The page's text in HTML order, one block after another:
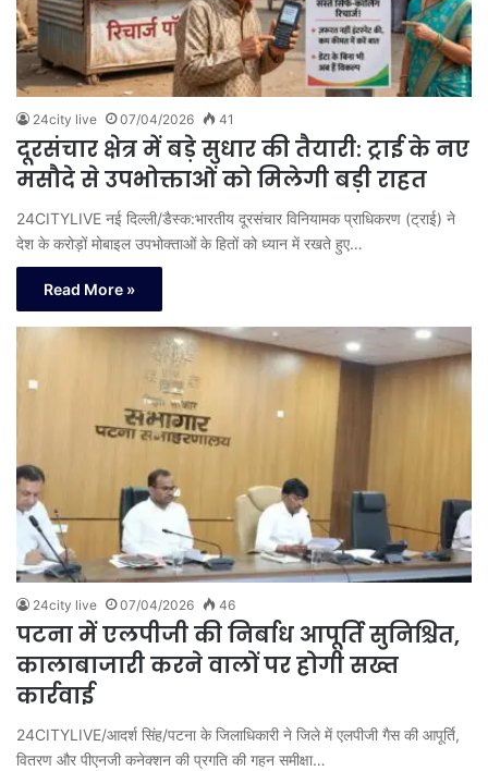
24city live 07/04/2026 41
दूरसंचार क्षेत्र में बड़े सुधार की तैयारी: ट्राई के नए
मसौदे से उपभोक्ताओं को मिलेगी बड़ी राहत
24CITYLIVE नई दिल्ली/डैस्क:भारतीय दूरसंचार विनियामक प्राधिकरण (ट्राई) ने
देश के करोड़ों मोबाइल उपभोक्ताओं के हितों को ध्यान में रखते हुए…
Read More »
24city live 07/04/2026 46
पटना में एलपीजी की निर्बाध आपूर्ति सुनिश्चित,
कालाबाजारी करने वालों पर होगी सख्त
कार्रवाई
24CITYLIVE/आदर्श सिंह/पटना के जिलाधिकारी ने जिले में एलपीजी गैस की आपूर्ति,
वितरण और पीएनजी कनेक्शन की प्रगति की गहन समीक्षा…